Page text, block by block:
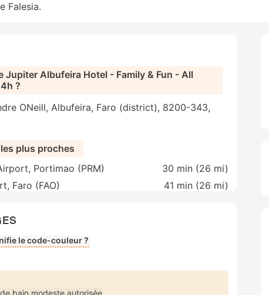
Falesia.
Jupiter Albufeira Hotel - Family & Fun - All
?
ONeill, Albufeira, Faro (district), 8200-343,
plus proches
Portimao (PRM)
30 min (26 mi)
Faro (FAO)
41 min (26 mi)
le code-couleur ?
bain modeste autorisée